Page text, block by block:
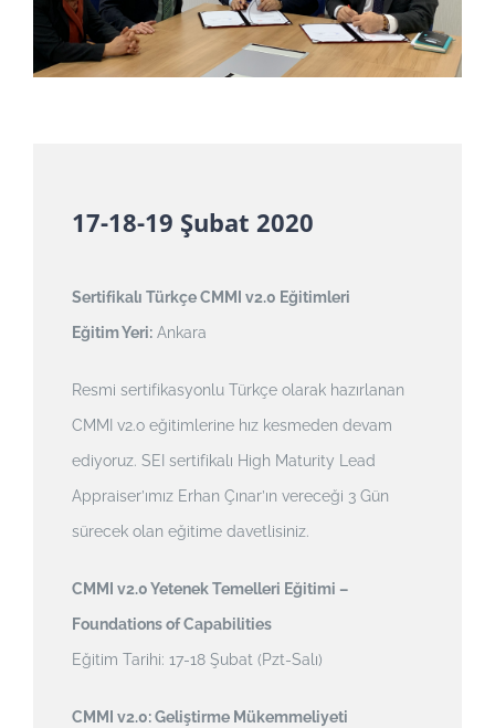
17-18-19 Şubat 2020
Sertifikalı Türkçe CMMI v2.0 Eğitimleri
Eğitim Yeri: Ankara
Resmi sertifikasyonlu Türkçe olarak hazırlanan
CMMI v2.o eğitimlerine hız kesmeden devam
ediyoruz. SEI sertifikalı High Maturity Lead
Appraiser’ımız Erhan Çınar’ın vereceği 3 Gün
sürecek olan eğitime davetlisiniz.
CMMI v2.0 Yetenek Temelleri Eğitimi –
Foundations of Capabilities
Eğitim Tarihi: 17-18 Şubat (Pzt-Salı)
CMMI v2.0: Geliştirme Mükemmeliyeti